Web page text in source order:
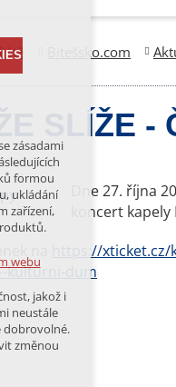
Bítešsko.com
SLÍŽE -
Dne 27. října
koncert
https://
kulturni-dum
apod.
webu
zásadami
formou
ukládání
zařízení,
webu
jakož i
neustále
dobrovolné.
změnou